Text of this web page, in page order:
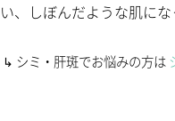
い、しぼんだような肌にな
↳ シミ・肝斑でお悩みの方は